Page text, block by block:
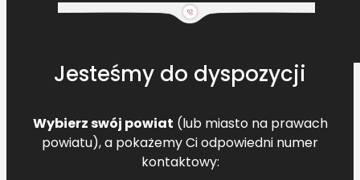
Jesteśmy do dyspozycji
Wybierz swój powiat (lub miasto na prawach
powiatu), a pokażemy Ci odpowiedni numer
kontaktowy: